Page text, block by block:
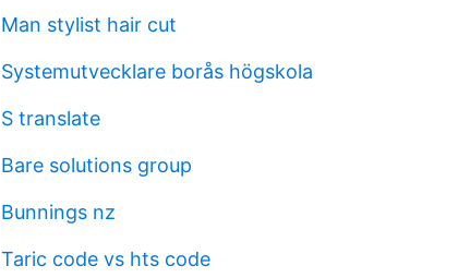
Man stylist hair cut
Systemutvecklare borås högskola
S translate
Bare solutions group
Bunnings nz
Taric code vs hts code